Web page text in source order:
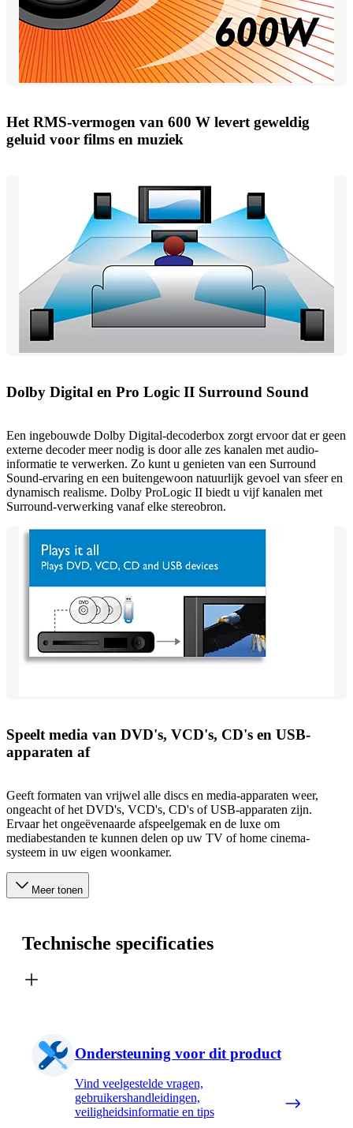
Het RMS-vermogen van 600 W levert geweldig
geluid voor films en muziek
Dolby Digital en Pro Logic II Surround Sound
Een ingebouwde Dolby Digital-decoderbox zorgt ervoor dat er geen
externe decoder meer nodig is door alle zes kanalen met audio-
informatie te verwerken. Zo kunt u genieten van een Surround
Sound-ervaring en een buitengewoon natuurlijk gevoel van sfeer en
dynamisch realisme. Dolby ProLogic II biedt u vijf kanalen met
Surround-verwerking vanaf elke stereobron.
Speelt media van DVD's, VCD's, CD's en USB-
apparaten af
Geeft formaten van vrijwel alle discs en media-apparaten weer,
ongeacht of het DVD's, VCD's, CD's of USB-apparaten zijn.
Ervaar het ongeëvenaarde afspeelgemak en de luxe om
mediabestanden te kunnen delen op uw TV of home cinema-
systeem in uw eigen woonkamer.
Meer tonen
Technische specificaties
Ondersteuning voor dit product
Vind veelgestelde vragen,
gebruikershandleidingen,
veiligheidsinformatie en tips